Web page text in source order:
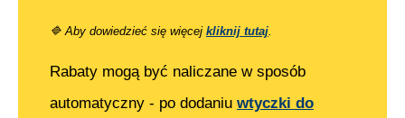
🔷 Aby dowiedzieć się więcej kliknij tutaj
Rabaty mogą być naliczane w sposób
automatyczny - po dodaniu wtyczki do